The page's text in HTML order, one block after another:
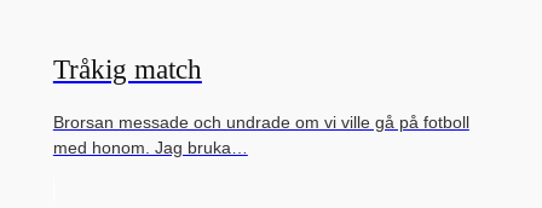
Tråkig match
Brorsan messade och undrade om vi ville gå på fotboll
med honom. Jag bruka…